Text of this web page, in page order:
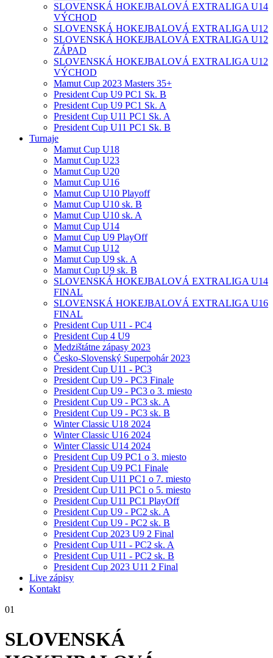
SLOVENSKÁ HOKEJBALOVÁ EXTRALIGA U14
VÝCHOD
SLOVENSKÁ HOKEJBALOVÁ EXTRALIGA U12
SLOVENSKÁ HOKEJBALOVÁ EXTRALIGA U12
ZÁPAD
SLOVENSKÁ HOKEJBALOVÁ EXTRALIGA U12
VÝCHOD
Mamut Cup 2023 Masters 35+
President Cup U9 PC1 Sk. B
President Cup U9 PC1 Sk. A
President Cup U11 PC1 Sk. A
President Cup U11 PC1 Sk. B
Turnaje
Mamut Cup U18
Mamut Cup U23
Mamut Cup U20
Mamut Cup U16
Mamut Cup U10 Playoff
Mamut Cup U10 sk. B
Mamut Cup U10 sk. A
Mamut Cup U14
Mamut Cup U9 PlayOff
Mamut Cup U12
Mamut Cup U9 sk. A
Mamut Cup U9 sk. B
SLOVENSKÁ HOKEJBALOVÁ EXTRALIGA U14
FINAL
SLOVENSKÁ HOKEJBALOVÁ EXTRALIGA U16
FINAL
President Cup U11 - PC4
President Cup 4 U9
Medzištátne zápasy 2023
Česko-Slovenský Superpohár 2023
President Cup U11 - PC3
President Cup U9 - PC3 Finale
President Cup U9 - PC3 o 3. miesto
President Cup U9 - PC3 sk. A
President Cup U9 - PC3 sk. B
Winter Classic U18 2024
Winter Classic U16 2024
Winter Classic U14 2024
President Cup U9 PC1 o 3. miesto
President Cup U9 PC1 Finale
President Cup U11 PC1 o 7. miesto
President Cup U11 PC1 o 5. miesto
President Cup U11 PC1 PlayOff
President Cup U9 - PC2 sk. A
President Cup U9 - PC2 sk. B
President Cup 2023 U9 2 Final
President Cup U11 - PC2 sk. A
President Cup U11 - PC2 sk. B
President Cup 2023 U11 2 Final
Live zápisy
Kontakt
01
SLOVENSKÁ